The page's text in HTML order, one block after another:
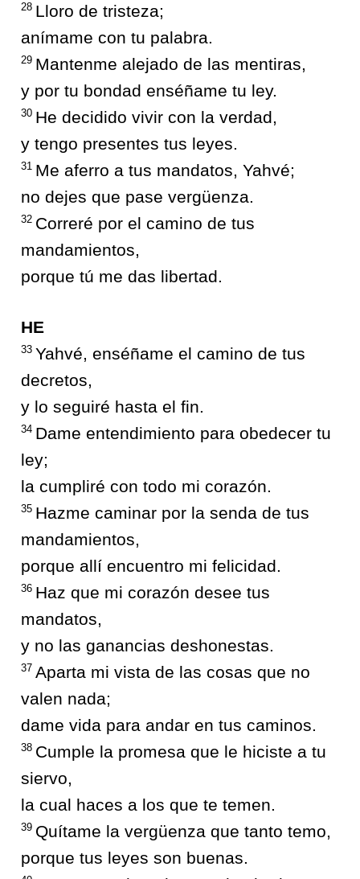
28 Lloro de tristeza;
anímame con tu palabra.
29 Mantenme alejado de las mentiras,
y por tu bondad enséñame tu ley.
30 He decidido vivir con la verdad,
y tengo presentes tus leyes.
31 Me aferro a tus mandatos, Yahvé;
no dejes que pase vergüenza.
32 Correré por el camino de tus
mandamientos,
porque tú me das libertad.
HE
33 Yahvé, enséñame el camino de tus
decretos,
y lo seguiré hasta el fin.
34 Dame entendimiento para obedecer tu
ley;
la cumpliré con todo mi corazón.
35 Hazme caminar por la senda de tus
mandamientos,
porque allí encuentro mi felicidad.
36 Haz que mi corazón desee tus
mandatos,
y no las ganancias deshonestas.
37 Aparta mi vista de las cosas que no
valen nada;
dame vida para andar en tus caminos.
38 Cumple la promesa que le hiciste a tu
siervo,
la cual haces a los que te temen.
39 Quítame la vergüenza que tanto temo,
porque tus leyes son buenas.